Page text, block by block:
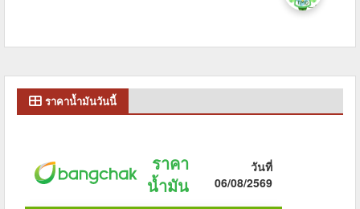
ราคาน้ำมันวันนี้